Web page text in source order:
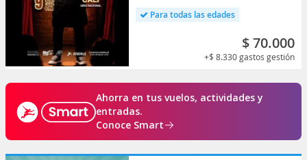
Para todas las edades
$ 70.000
+$ 8.330gastos gestión
Ahorra en tus vuelos, actividades y
entradas.
Conoce Smart